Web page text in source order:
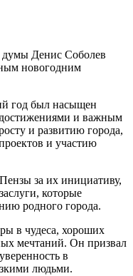
думы Денис Соболев
новогодним
год был насыщен
и важным
и развитию города,
и участию
за их инициативу,
которые
родного города.
в чудеса, хороших
мечтаний. Он призвал
в
людьми.